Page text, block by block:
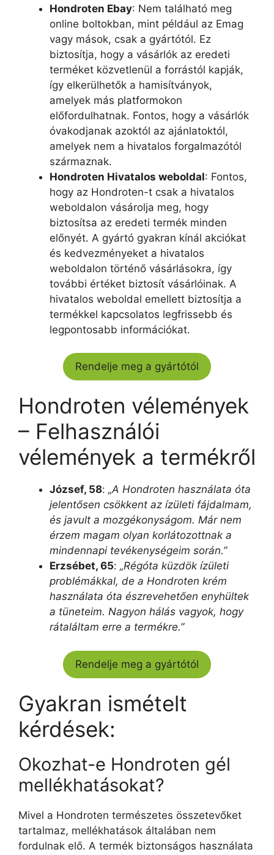
Hondroten Ebay: Nem található meg
online boltokban, mint például az Emag
vagy mások, csak a gyártótól. Ez
biztosítja, hogy a vásárlók az eredeti
terméket közvetlenül a forrástól kapják,
így elkerülhetők a hamisítványok,
amelyek más platformokon
előfordulhatnak. Fontos, hogy a vásárlók
óvakodjanak azoktól az ajánlatoktól,
amelyek nem a hivatalos forgalmazótól
származnak.
Hondroten Hivatalos weboldal: Fontos,
hogy az Hondroten-t csak a hivatalos
weboldalon vásárolja meg, hogy
biztosítsa az eredeti termék minden
előnyét. A gyártó gyakran kínál akciókat
és kedvezményeket a hivatalos
weboldalon történő vásárlásokra, így
további értéket biztosít vásárlóinak. A
hivatalos weboldal emellett biztosítja a
termékkel kapcsolatos legfrissebb és
legpontosabb információkat.
Rendelje meg a gyártótól
Hondroten vélemények
– Felhasználói
vélemények a termékről
József, 58: „A Hondroten használata óta
jelentősen csökkent az ízületi fájdalmam,
és javult a mozgékonyságom. Már nem
érzem magam olyan korlátozottnak a
mindennapi tevékenységeim során.”
Erzsébet, 65: „Régóta küzdök ízületi
problémákkal, de a Hondroten krém
használata óta észrevehetően enyhültek
a tüneteim. Nagyon hálás vagyok, hogy
rátaláltam erre a termékre.”
Rendelje meg a gyártótól
Gyakran ismételt
kérdések:
Okozhat-e Hondroten gél
mellékhatásokat?
Mivel a Hondroten természetes összetevőket
tartalmaz, mellékhatások általában nem
fordulnak elő. A termék biztonságos használata